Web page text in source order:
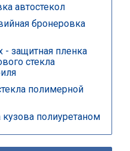
автостекол
бронеровка
- защитная пленка
стекла
полимерной
полиуретаном